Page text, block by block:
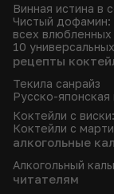
Винная истина в
Чистый дофамин:
всех влюбленных
10
рецепты
Текила санрайз
Русско-японская
Коктейли с
Коктейли с
алкогольные
Алкогольный
читателям